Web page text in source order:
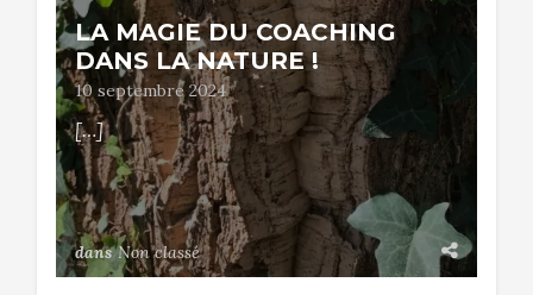
LA MAGIE DU COACHING
DANS LA NATURE !
10 septembre 2024
[…]
dans Non classé